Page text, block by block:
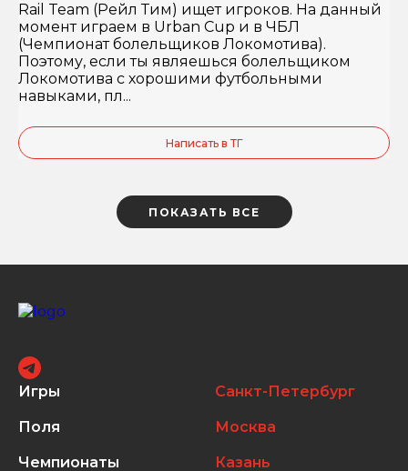
Rail Team (Рейл Тим) ищет игроков. На данный
момент играем в Urban Cup и в ЧБЛ
(Чемпионат болельщиков Локомотива).
Поэтому, если ты являешься болельщиком
Локомотива с хорошими футбольными
навыками, пл...
Написать в ТГ
ПОКАЗАТЬ ВСЕ
Игры
Поля
Чемпионаты
Санкт-Петербург
Москва
Казань